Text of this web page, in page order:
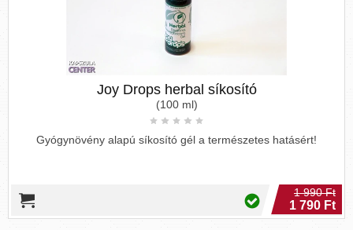
Joy Drops herbal síkosító
(100 ml)
Gyógynövény alapú síkosító gél a természetes hatásért!
1 990 Ft
1 790 Ft